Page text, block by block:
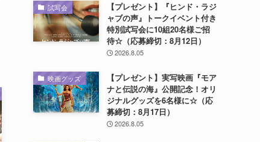
試写会
【プレゼント】『ヒンド・ラジ
ャブの声』トークイベント付き
特別試写会に10組20名様ご招
待☆（応募締切：8月12日）
2026.8.05
映画グッズ
【プレゼント】実写映画『モア
ナと伝説の海』公開記念！オリ
ジナルグッズを6名様に☆（応
募締切：8月17日）
2026.8.05